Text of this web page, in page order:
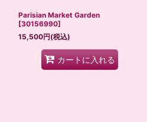
Parisian Market Garden
[30156990]
15,500円(税込)
カートに入れる